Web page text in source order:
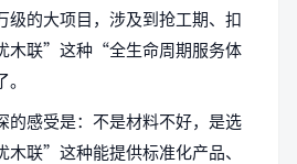
级的大项目，涉及到抢工期、扣
木联”这种“全生命周期服务体
的感受是：不是材料不好，是选
联”这种能提供标准化产品、